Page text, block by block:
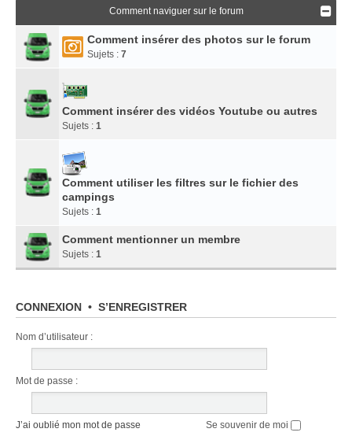
Comment naviguer sur le forum
Comment insérer des photos sur le forum
Sujets : 7
Comment insérer des vidéos Youtube ou autres
Sujets : 1
Comment utiliser les filtres sur le fichier des
campings
Sujets : 1
Comment mentionner un membre
Sujets : 1
CONNEXION • S’ENREGISTRER
Nom d’utilisateur :
Mot de passe :
J’ai oublié mon mot de passe Se souvenir de moi